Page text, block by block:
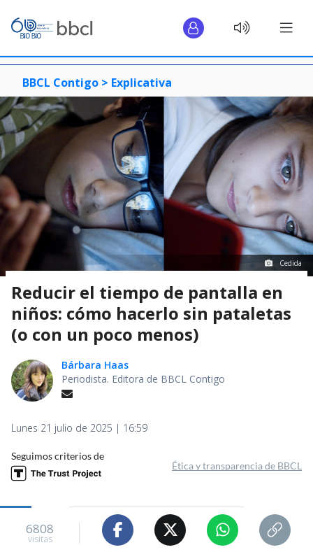
BBCL Contigo > Explicativa
Cedida
Reducir el tiempo de pantalla en
niños: cómo hacerlo sin pataletas
(o con un poco menos)
Bárbara Haas
Periodista. Editora de BBCL Contigo
Lunes 21 julio de 2025 | 16:59
Seguimos criterios de
Ética y transparencia de BBCL
6808
visitas